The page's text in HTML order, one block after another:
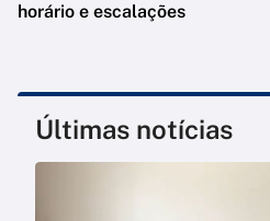
horário e escalações
Últimas notícias